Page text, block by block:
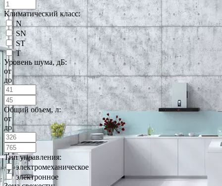
Климатический класс:
N
SN
ST
T
Уровень шума, дБ:
от
до
Общий объем, л:
от
до
Тип управления:
электромеханическое
электронное